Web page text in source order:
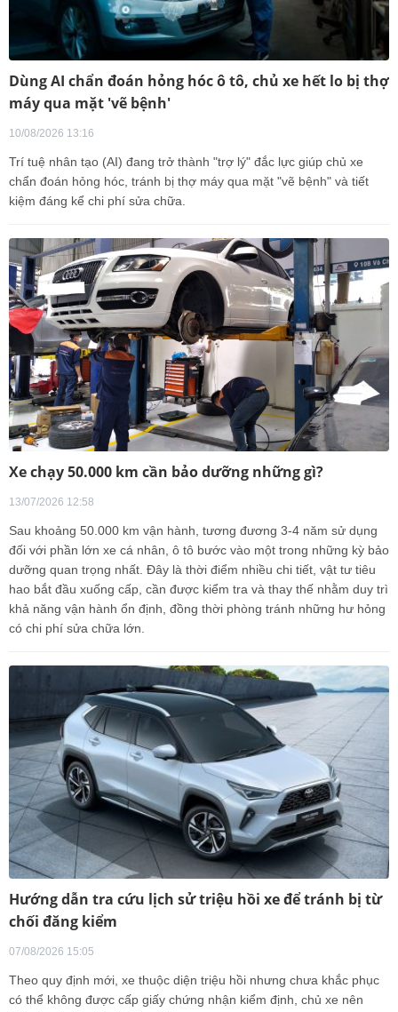
Dùng AI chẩn đoán hỏng hóc ô tô, chủ xe hết lo bị thợ
máy qua mặt 'vẽ bệnh'
10/08/2026 13:16
Trí tuệ nhân tạo (AI) đang trở thành "trợ lý" đắc lực giúp chủ xe
chẩn đoán hỏng hóc, tránh bị thợ máy qua mặt "vẽ bệnh" và tiết
kiệm đáng kể chi phí sửa chữa.
Xe chạy 50.000 km cần bảo dưỡng những gì?
13/07/2026 12:58
Sau khoảng 50.000 km vận hành, tương đương 3-4 năm sử dụng
đối với phần lớn xe cá nhân, ô tô bước vào một trong những kỳ bảo
dưỡng quan trọng nhất. Đây là thời điểm nhiều chi tiết, vật tư tiêu
hao bắt đầu xuống cấp, cần được kiểm tra và thay thế nhằm duy trì
khả năng vận hành ổn định, đồng thời phòng tránh những hư hỏng
có chi phí sửa chữa lớn.
Hướng dẫn tra cứu lịch sử triệu hồi xe để tránh bị từ
chối đăng kiểm
07/08/2026 15:05
Theo quy định mới, xe thuộc diện triệu hồi nhưng chưa khắc phục
có thể không được cấp giấy chứng nhận kiểm định, chủ xe nên